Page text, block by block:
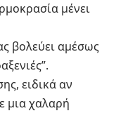
μένει
βολεύει αμέσως
ειδικά αν
μια χαλαρή